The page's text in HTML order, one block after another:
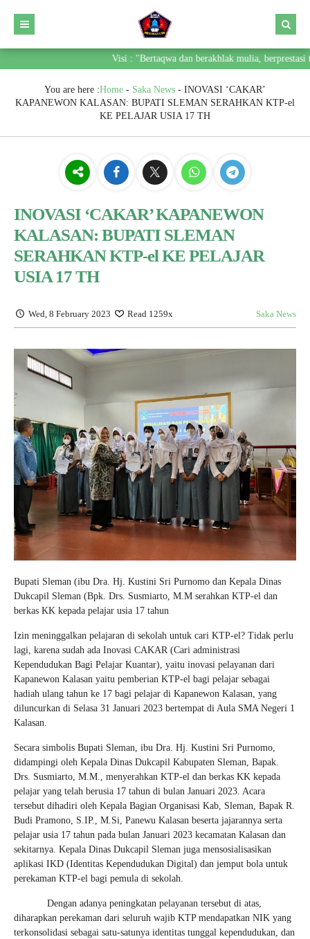
Visi : "Bertaqwa dan berakhlak mulia, berprestasi
You are here :Home - Saka News - INOVASI ‘CAKAR’
KAPANEWON KALASAN: BUPATI SLEMAN SERAHKAN KTP-el
KE PELAJAR USIA 17 TH
INOVASI ‘CAKAR’ KAPANEWON
KALASAN: BUPATI SLEMAN
SERAHKAN KTP-el KE PELAJAR
USIA 17 TH
Wed, 8 February 2023 Read 1259x Saka News
Bupati Sleman (ibu Dra. Hj. Kustini Sri Purnomo dan Kepala Dinas
Dukcapil Sleman (Bpk. Drs. Susmiarto, M.M serahkan KTP-el dan
berkas KK kepada pelajar usia 17 tahun
Izin meninggalkan pelajaran di sekolah untuk cari KTP-el? Tidak perlu
lagi, karena sudah ada Inovasi CAKAR (Cari administrasi
Kependudukan Bagi Pelajar Kuantar), yaitu inovasi pelayanan dari
Kapanewon Kalasan yaitu pemberian KTP-el bagi pelajar sebagai
hadiah ulang tahun ke 17 bagi pelajar di Kapanewon Kalasan, yang
diluncurkan di Selasa 31 Januari 2023 bertempat di Aula SMA Negeri 1
Kalasan.
Secara simbolis Bupati Sleman, ibu Dra. Hj. Kustini Sri Purnomo,
didampingi oleh Kepala Dinas Dukcapil Kabupaten Sleman, Bapak.
Drs. Susmiarto, M.M., menyerahkan KTP-el dan berkas KK kepada
pelajar yang telah berusia 17 tahun di bulan Januari 2023. Acara
tersebut dihadiri oleh Kepala Bagian Organisasi Kab, Sleman, Bapak R.
Budi Pramono, S.IP., M.Si, Panewu Kalasan beserta jajarannya serta
pelajar usia 17 tahun pada bulan Januari 2023 kecamatan Kalasan dan
sekitarnya. Kepala Dinas Dukcapil Sleman juga mensosialisasikan
aplikasi IKD (Identitas Kependudukan Digital) dan jemput bola untuk
perekaman KTP-el bagi pemula di sekolah.
Dengan adanya peningkatan pelayanan tersebut di atas,
diharapkan perekaman dari seluruh wajib KTP mendapatkan NIK yang
terkonsolidasi sebagai satu-satunya identitas tunggal kependudukan, dan